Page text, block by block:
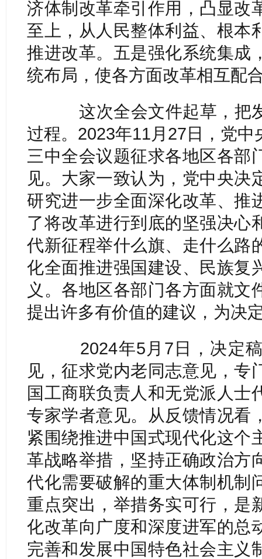
济体制改革牵引作用，凸显改
至上，从人民整体利益、根本
推进改革。五是强化系统集成
统布局，使各方面改革相互配
这次全会文件起草，把
过程。2023年11月27日，党
三中全会议题征求各地区各部
见。大家一致认为，党中央决
研究进一步全面深化改革、推
了将改革进行到底的坚强决心
代新征程举什么旗、走什么路
化全面推进强国建设、民族复
义。各地区各部门各方面就文
提出许多有价值的建议，为决
2024年5月7日，决定稿
见，征求党内老同志意见，专
国工商联负责人和无党派人士
专家学者意见。从反馈情况看
紧围绕推进中国式现代化这个
革战略举措，坚持正确政治方
代化需要破解的重大体制机制
重点突出，举措务实可行，是
化改革向广度和深度进军的总
完善和发展中国特色社会主义